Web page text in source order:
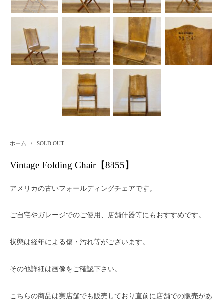
ホーム / SOLD OUT
Vintage Folding Chair【8855】
アメリカの古いフォールディングチェアです。
ご自宅やガレージでのご使用、店舗什器等にもおすすめです。
状態は経年による傷・汚れ等がございます。
その他詳細は画像をご確認下さい。
こちらの商品は実店舗でも販売しており直前に店舗での販売があ